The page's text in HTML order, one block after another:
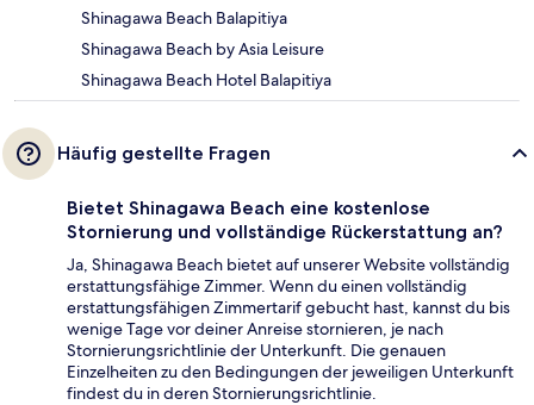
Shinagawa Beach Balapitiya
Shinagawa Beach by Asia Leisure
Shinagawa Beach Hotel Balapitiya
Häufig gestellte Fragen
Bietet Shinagawa Beach eine kostenlose
Stornierung und vollständige Rückerstattung an?
Ja, Shinagawa Beach bietet auf unserer Website vollständig
erstattungsfähige Zimmer. Wenn du einen vollständig
erstattungsfähigen Zimmertarif gebucht hast, kannst du bis
wenige Tage vor deiner Anreise stornieren, je nach
Stornierungsrichtlinie der Unterkunft. Die genauen
Einzelheiten zu den Bedingungen der jeweiligen Unterkunft
findest du in deren Stornierungsrichtlinie.